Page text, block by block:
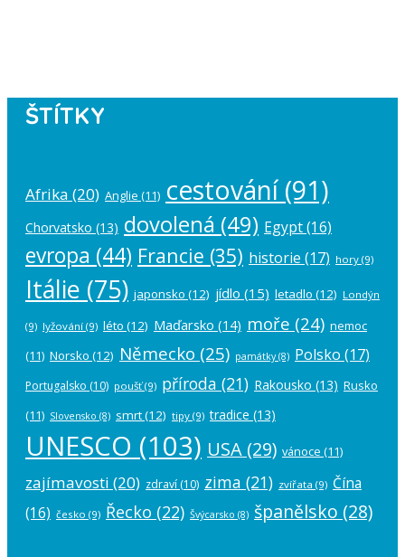
ŠTÍTKY
Afrika (20) Anglie (11) cestování(91)
Chorvatsko (13) dovolená (49) Egypt(16)
evropa (44) Francie (35) historie (17) hory (9)
Itálie (75) japonsko (12) jídlo (15) letadlo (12) Londýn
(9) lyžování (9) léto (12) Maďarsko (14) moře (24) nemoc
(11) Norsko (12) Německo (25) památky(8) Polsko (17)
Portugalsko (10) poušť(9) příroda (21) Rakousko (13) Rusko
(11) Slovensko (8) smrt(12) tipy (9) tradice (13)
UNESCO (103) USA (29) vánoce (11)
zajímavosti (20) zdraví (10) zima (21) zvířata (9) Čína
(16) česko (9) Řecko (22) Švýcarsko (8) španělsko (28)